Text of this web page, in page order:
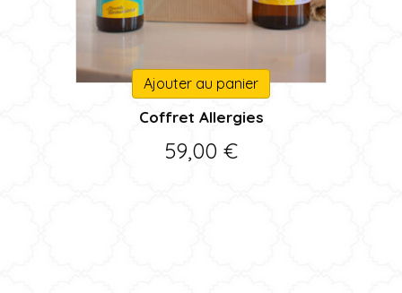
Ajouter au panier
Coffret Allergies
59,00 €